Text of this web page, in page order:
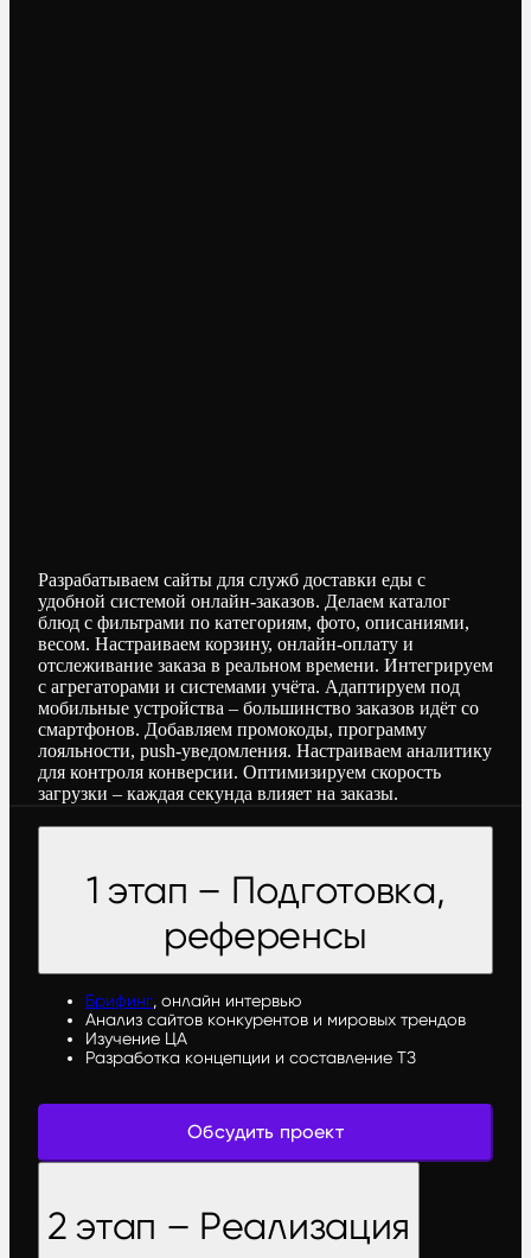
Разрабатываем сайты для служб доставки еды с
удобной системой онлайн-заказов. Делаем каталог
блюд с фильтрами по категориям, фото, описаниями,
весом. Настраиваем корзину, онлайн-оплату и
отслеживание заказа в реальном времени. Интегрируем
с агрегаторами и системами учёта. Адаптируем под
мобильные устройства – большинство заказов идёт со
смартфонов. Добавляем промокоды, программу
лояльности, push-уведомления. Настраиваем аналитику
для контроля конверсии. Оптимизируем скорость
загрузки – каждая секунда влияет на заказы.
1 этап – Подготовка,
референсы
Брифинг, онлайн интервью
Анализ сайтов конкурентов и мировых трендов
Изучение ЦА
Разработка концепции и составление ТЗ
Обсудить проект
2 этап – Реализация